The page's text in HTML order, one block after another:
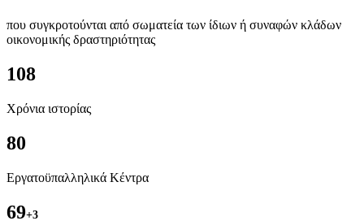
που συγκροτούνται από σωματεία των ίδιων ή συναφών κλάδων
οικονομικής δραστηριότητας
108
Χρόνια ιστορίας
80
Εργατοϋπαλληλικά Κέντρα
69+3